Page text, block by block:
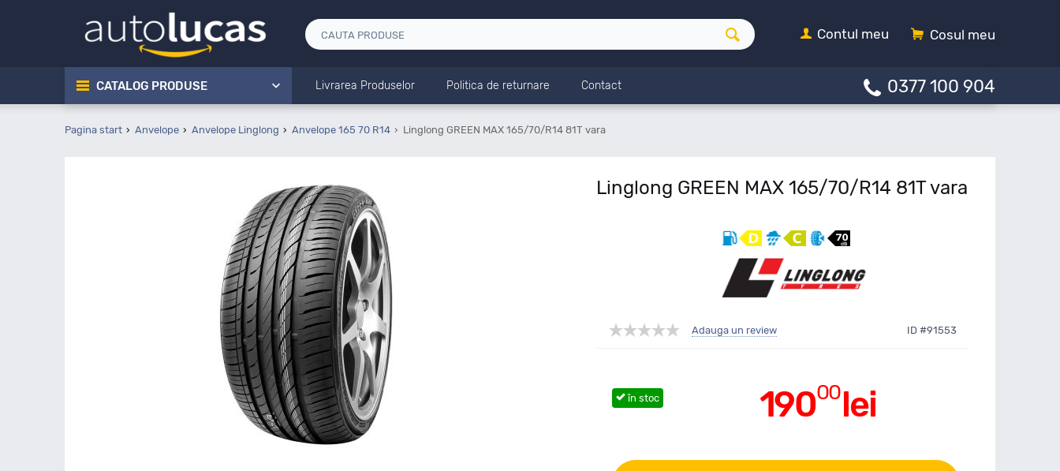
Cosul meu
Contul meu
CATALOG PRODUSE Livrarea Produselor Politica de returnare Contact 0377 100 904
Pagina start Anvelope Anvelope Linglong Anvelope 165 70 R14 Linglong GREEN MAX 165/70/R14 81T vara
Linglong GREEN MAX 165/70/R14 81T vara
Adauga un review ID #91553
19000lei
în stoc